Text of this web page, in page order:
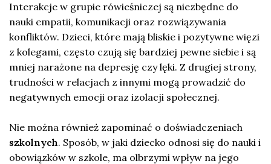
Interakcje w grupie rówieśniczej są niezbędne do
nauki empatii, komunikacji oraz rozwiązywania
konfliktów. Dzieci, które mają bliskie i pozytywne więzi
z kolegami, często czują się bardziej pewne siebie i są
mniej narażone na depresję czy lęki. Z drugiej strony,
trudności w relacjach z innymi mogą prowadzić do
negatywnych emocji oraz izolacji społecznej.
Nie można również zapominać o doświadczeniach
szkolnych. Sposób, w jaki dziecko odnosi się do nauki i
obowiązków w szkole, ma olbrzymi wpływ na jego